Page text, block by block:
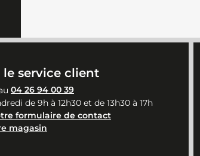
le service client
04 26 94 00 39
de 9h à 12h30 et de 13h30 à 17h
formulaire de contact
magasin